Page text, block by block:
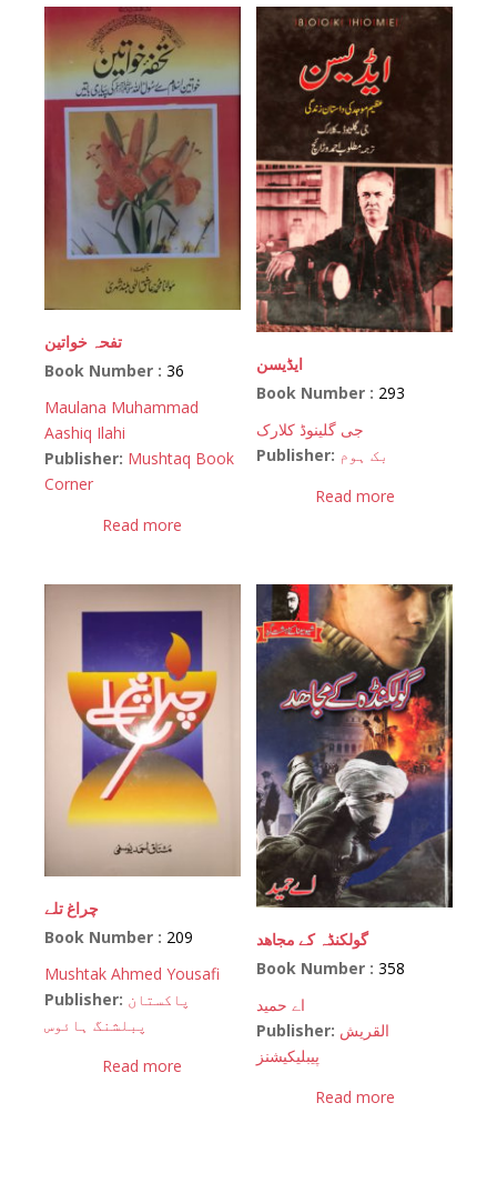
تفحہ خواتین
Book Number : 36
Maulana Muhammad
Aashiq Ilahi
Publisher: Mushtaq Book
Corner
Read more
ایڈیسن
Book Number : 293
جی گلینوڈ کلارک
Publisher: بک ہوم
Read more
چراغ تلے
Book Number : 209
Mushtak Ahmed Yousafi
Publisher: پاکستان
پبلشنگ ہائوس
Read more
گولکنڈہ کے مجاھد
Book Number :358
اے حمید
Publisher: القریش
پیبلیکیشنز
Read more